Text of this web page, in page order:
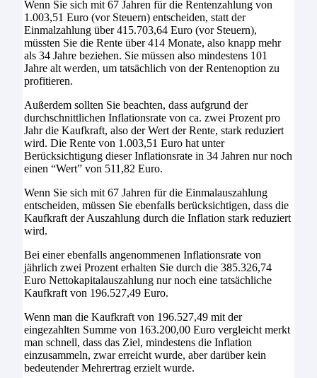
Wenn Sie sich mit 67 Jahren für die Rentenzahlung von
1.003,51 Euro (vor Steuern) entscheiden, statt der
Einmalzahlung über 415.703,64 Euro (vor Steuern),
müssten Sie die Rente über 414 Monate, also knapp mehr
als 34 Jahre beziehen. Sie müssen also mindestens 101
Jahre alt werden, um tatsächlich von der Rentenoption zu
profitieren.
Außerdem sollten Sie beachten, dass aufgrund der
durchschnittlichen Inflationsrate von ca. zwei Prozent pro
Jahr die Kaufkraft, also der Wert der Rente, stark reduziert
wird. Die Rente von 1.003,51 Euro hat unter
Berücksichtigung dieser Inflationsrate in 34 Jahren nur noch
einen “Wert” von 511,82 Euro.
Wenn Sie sich mit 67 Jahren für die Einmalauszahlung
entscheiden, müssen Sie ebenfalls berücksichtigen, dass die
Kaufkraft der Auszahlung durch die Inflation stark reduziert
wird.
Bei einer ebenfalls angenommenen Inflationsrate von
jährlich zwei Prozent erhalten Sie durch die 385.326,74
Euro Nettokapitalauszahlung nur noch eine tatsächliche
Kaufkraft von 196.527,49 Euro.
Wenn man die Kaufkraft von 196.527,49 mit der
eingezahlten Summe von 163.200,00 Euro vergleicht merkt
man schnell, dass das Ziel, mindestens die Inflation
einzusammeln, zwar erreicht wurde, aber darüber kein
bedeutender Mehrertrag erzielt wurde.